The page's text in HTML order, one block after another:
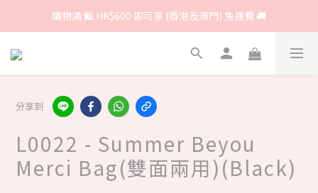
購物滿 🛍 HK$600 即可享 (香港及澳門) 免運費 🚚
分享到
L0022 - Summer Beyou
Merci Bag(雙面兩用)(Black)